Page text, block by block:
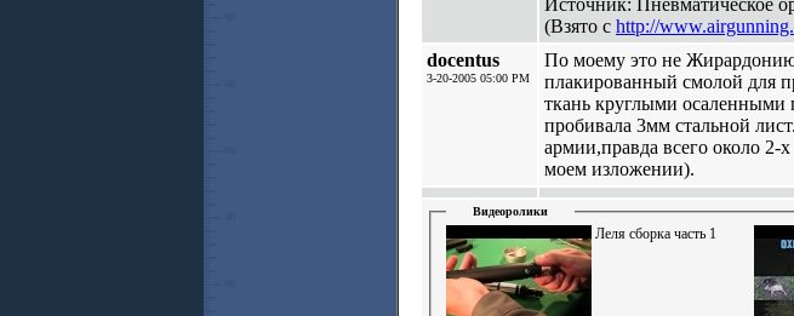
Источник: Пневматическое
(Взято с http://
docentus
3-20-2005 05:00 PM
По моему это не
плакированный смолой для
ткань круглыми
пробивала 3мм стальной
армии,правда всего около
моем изложении).
Видеоролики
Леля сборка часть 1